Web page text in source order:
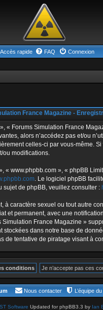
Accès rapide FAQ Connexion
France Magazine -
Forums Simulation France
alors n’accédez pas et/ou
celles-ci par vous-même.
ou modifications.
www.phpbb.com », « phpBB
. Le logiciel phpBB
sujet de phpBB, veuillez consulter :
caractère sexuel ou tout autre
permanent, avec une
France Magazine »
dans notre base de
tentative de piratage visant à
L’équipe
Nous contacter
ST Software Updated for phpBB3.3 by Ian